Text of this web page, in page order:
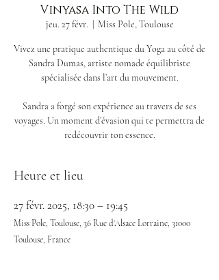
Vinyasa Into The Wild
jeu. 27 févr. Miss Pole, Toulouse
Vivez une pratique authentique du Yoga au côté de
Sandra Dumas, artiste nomade équilibriste
spécialisée dans l’art du mouvement.
Sandra a forgé son expérience au travers de ses
voyages. Un moment d’évasion qui te permettra de
redécouvrir ton essence.
Heure et lieu
27 févr. 2025, 18:30 – 19:45
Miss Pole, Toulouse, 36 Rue d'Alsace Lorraine, 31000
Toulouse, France